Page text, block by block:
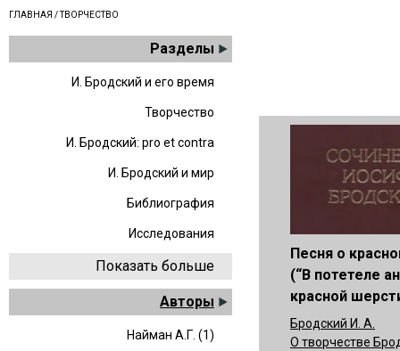
ГЛАВНАЯ / ТВОРЧЕСТВО
Разделы
И. Бродский и его время
Творчество
И. Бродский: pro et contra
И. Бродский и мир
Библиография
Исследования
Показать больше
Авторы
Найман А.Г. (1)
Песня о
(“В потетеле
красной
Бродский И. А.
О творчестве